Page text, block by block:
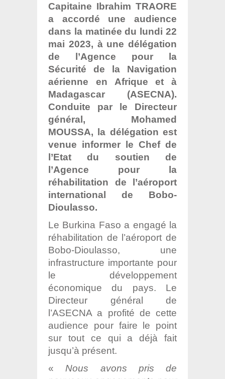
Capitaine Ibrahim TRAORE
a accordé une audience
dans la matinée du lundi 22
mai 2023, à une délégation
de l’Agence pour la
Sécurité de la Navigation
aérienne en Afrique et à
Madagascar (ASECNA).
Conduite par le Directeur
général, Mohamed
MOUSSA, la délégation est
venue informer le Chef de
l’Etat du soutien de
l’Agence pour la
réhabilitation de l’aéroport
international de Bobo-
Dioulasso.
Le Burkina Faso a engagé la
réhabilitation de l’aéroport de
Bobo-Dioulasso, une
infrastructure importante pour
le développement
économique du pays. Le
Directeur général de
l’ASECNA a profité de cette
audience pour faire le point
sur tout ce qui a déjà fait
jusqu’à présent.
« Nous avons pris de